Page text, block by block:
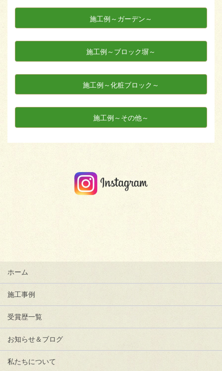
施工例～ガーデン～
施工例～ブロック塀～
施工例～化粧ブロック～
施工例～その他～
ホーム
施工事例
受賞歴一覧
お知らせ＆ブログ
私たちについて